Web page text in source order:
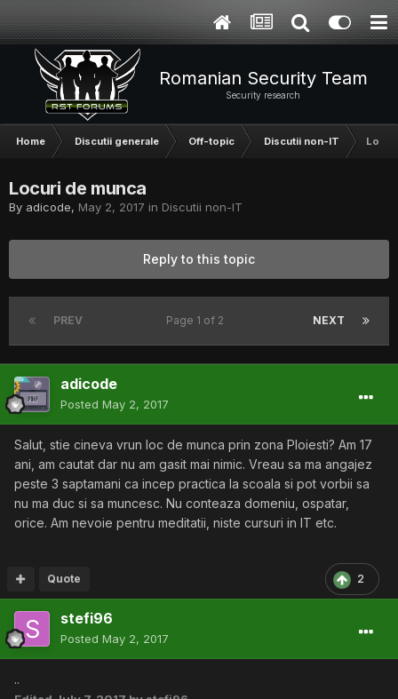
Romanian Security Team
Security research
Home Discutii generale Off-topic Discutii non-IT
Locuri de munca
By adicode, May 2, 2017 in Discutii non-IT
Reply to this topic
PREV NEXT
Page 1 of 2
adicode
Posted May 2, 2017
Salut, stie cineva vrun loc de munca prin zona Ploiesti? Am 17
ani, am cautat dar nu am gasit mai nimic. Vreau sa ma angajez
peste 3 saptamani ca incep practica la scoala si pot vorbii sa
nu ma duc si sa muncesc. Nu conteaza domeniu, ospatar,
orice. Am nevoie pentru meditatii, niste cursuri in IT etc.
2
Quote
stefi96
Posted May 2, 2017
..